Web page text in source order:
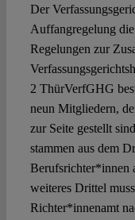
Der
Auffangregelung
Regelungen zur
2 ThürVerfGHG
neun Mitgliedern,
zur Seite gestellt
stammen aus dem
Berufsrichter*innen
weiteres Drittel
Richter*innenamt